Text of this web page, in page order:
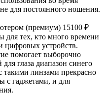
для постоянного ношения.
(премиум) 15100 ₽
для тех, кто много времени
цифровых устройств.
помогает выборочно
глаза диапазон синего
такими линзами прекрасно
с гаджетами, и для